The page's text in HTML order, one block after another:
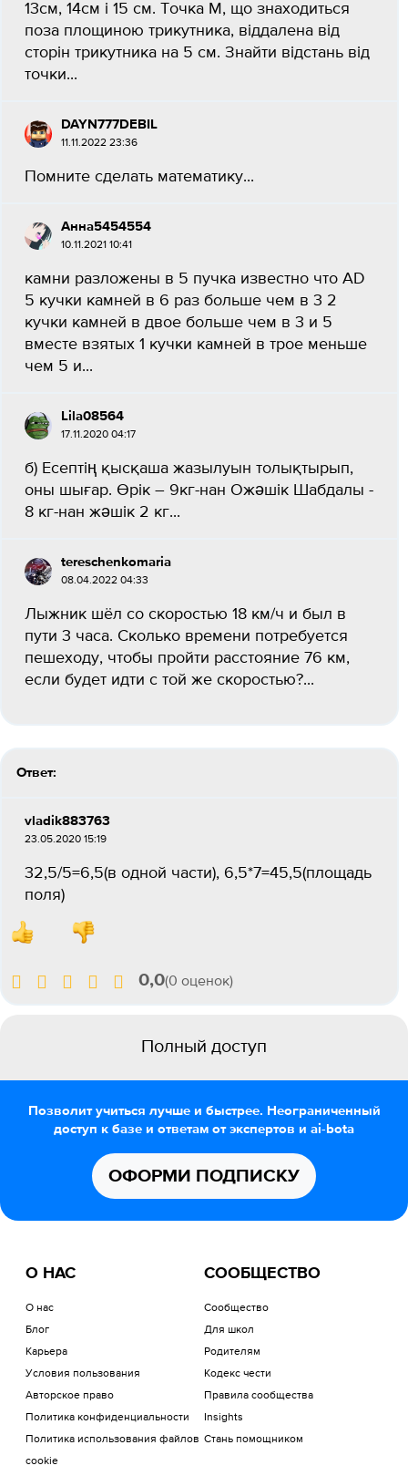
13см, 14см і 15 см. Точка М, що знаходиться
поза площиною трикутника, віддалена від
сторін трикутника на 5 см. Знайти відстань від
точки...
DAYN777DEBIL
11.11.2022 23:36
Помните сделать математику...
Анна5454554
10.11.2021 10:41
камни разложены в 5 пучка известно что AD
5 кучки камней в 6 раз больше чем в 3 2
кучки камней в двое больше чем в 3 и 5
вместе взятых 1 кучки камней в трое меньше
чем 5 и...
Lila08564
17.11.2020 04:17
б) Есептің қысқаша жазылуын толықтырып,
оны шығар. Өрік – 9кг-нан Ожәшік Шабдалы -
8 кг-нан жәшік 2 кг...
tereschenkomaria
08.04.2022 04:33
Лыжник шёл со скоростью 18 км/ч и был в
пути 3 часа. Сколько времени потребуется
пешеходу, чтобы пройти расстояние 76 км,
если будет идти с той же скоростью?...
Ответ:
vladik883763
23.05.2020 15:19
32,5/5=6,5(в одной части), 6,5*7=45,5(площадь
поля)
0,0(0 оценок)
Полный доступ
Позволит учиться лучше и быстрее. Неограниченный
доступ к базе и ответам от экспертов и ai-bota
ОФОРМИ ПОДПИСКУ
О НАС
О нас
Блог
Карьера
Условия пользования
Авторское право
Политика конфиденциальности
Политика использования файлов
cookie
СООБЩЕСТВО
Сообщество
Для школ
Родителям
Кодекс чести
Правила сообщества
Insights
Стань помощником